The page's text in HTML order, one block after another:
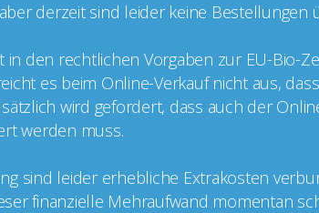
derzeit sind leider keine
in den rechtlichen Vorgaben zur EU-Bio-
es beim Online-Verkauf nicht aus,
wird gefordert, dass auch der
werden muss.
sind leider erhebliche Extrakosten
finanzielle Mehraufwand momentan